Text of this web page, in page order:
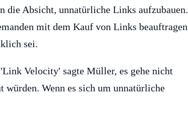
die Absicht, unnatürliche Links aufzubauen.
mit dem Kauf von Links beauftragen
sei.
Velocity' sagte Müller, es gehe nicht
Wenn es sich um unnatürliche